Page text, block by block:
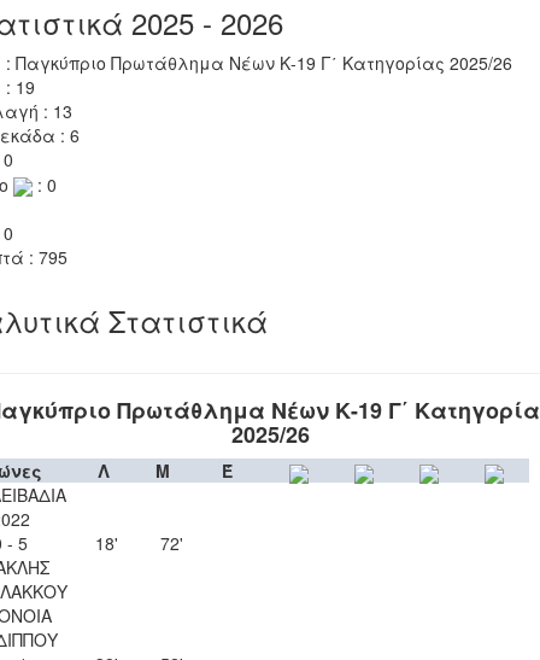
2025 - 2026
: Παγκύπριο Πρωτάθλημα Νέων Κ-19 Γ΄ Κατηγορίας 2025/26
19
: 13
: 6
: 0
: 795
Στατιστικά
Πρωτάθλημα Νέων Κ-19 Γ΄
2025/26
Λ Μ
Έ
- 5
18' 72'